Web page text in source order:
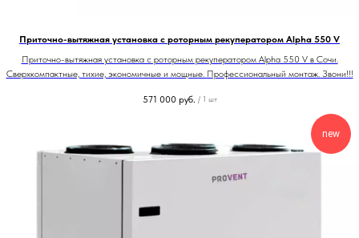
Приточно-вытяжная установка с роторным рекуператором Alpha 550 V
Приточно-вытяжная установка с роторным рекуператором Alpha 550 V в Сочи.
Сверхкомпактные, тихие, экономичные и мощные. Профессиональный монтаж. Звони!!!
571 000 руб. / 1 шт
new